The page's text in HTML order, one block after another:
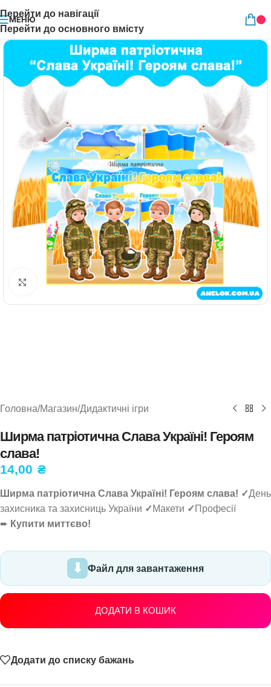
Перейти до навігації
Перейти до основного вмісту
МЕНЮ
Натисніть, щоб збільшити
Головна/Магазин/Дидактичні ігри
Ширма патріотична Слава Україні! Героям
слава!
14,00 ₴
Ширма патріотична Слава Україні! Героям слава! ✓День
захисника та захисниць України ✓ Макети ✓ Професії
➨ Купити миттєво!
Файл для завантаження
ДОДАТИ В КОШИК
Додати до списку бажань